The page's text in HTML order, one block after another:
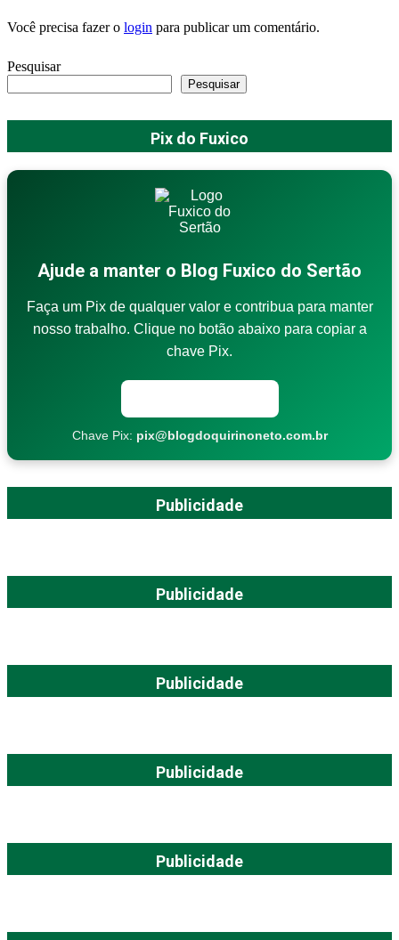
Você precisa fazer o login para publicar um comentário.
Pesquisar
Pesquisar
Pix do Fuxico
Ajude a manter o Blog Fuxico do Sertão
Faça um Pix de qualquer valor e contribua para manter
nosso trabalho. Clique no botão abaixo para copiar a
chave Pix.
Chave Pix: pix@blogdoquirinoneto.com.br
Publicidade
Publicidade
Publicidade
Publicidade
Publicidade